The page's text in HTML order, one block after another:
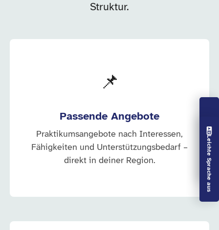
Vorlesen aus
Leichte Sprache aus
Struktur.
📌
Passende Angebote
Praktikumsangebote nach Interessen,
Fähigkeiten und Unterstützungsbedarf –
direkt in deiner Region.